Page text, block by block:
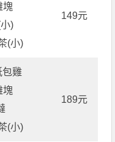
塊
)
(小)
149元
包雞
塊
(小)
189元